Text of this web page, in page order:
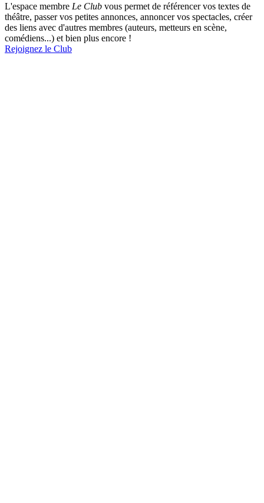
L'espace membre Le Club vous permet de référencer vos textes de
théâtre, passer vos petites annonces, annoncer vos spectacles, créer
des liens avec d'autres membres (auteurs, metteurs en scène,
comédiens...) et bien plus encore !
Rejoignez le Club